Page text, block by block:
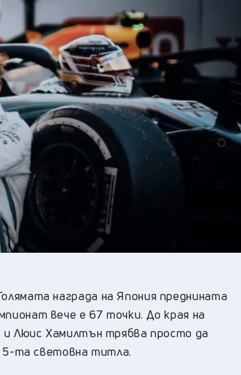
награда на Япония преднината
вече е 67 точки. До края на
Люис Хамилтън трябва просто да
5-та световна титла.